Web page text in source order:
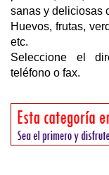
sanas y deliciosas
Huevos, frutas,
etc.
Seleccione el
teléfono o fax.